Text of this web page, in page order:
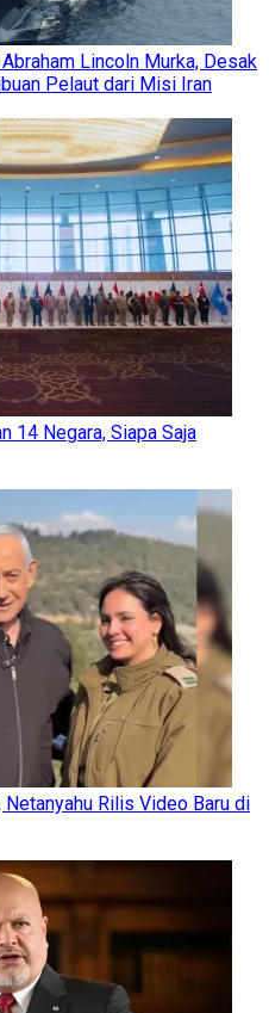
Lincoln Murka, Desak
Pelaut dari Misi Iran
14 Negara, Siapa Saja
Rilis Video Baru di